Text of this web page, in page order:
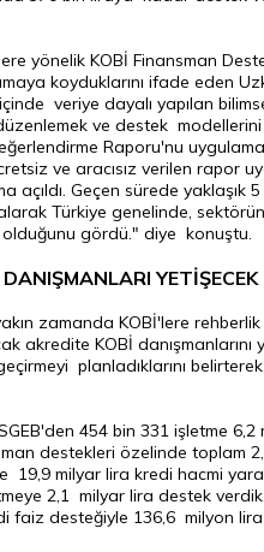
yönelik KOBİ Finansman
koyduklarını ifade eden
veriye dayalı yapılan
ve destek
Raporu'nu
ve aracısız verilen rapor
açıldı. Geçen sürede yaklaşık
Türkiye genelinde,
gördü." diye konuştu.
YETİŞECEK
zamanda KOBİ'lere rehberlik
akredite KOBİ danışmanlarını
planladıklarını
454 bin 331 işletme 6,2
destekleri özelinde toplam
19,9 milyar lira kredi hacmi
2,1 milyar lira destek
faiz desteğiyle 136,6 milyon